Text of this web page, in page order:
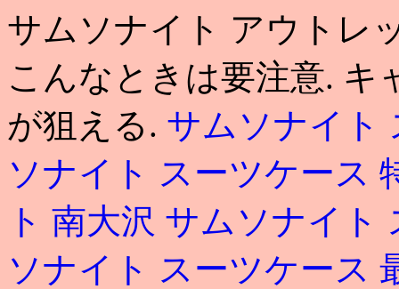
サムソナイト アウトレ
こんなときは要注意. キ
が狙える. サムソナイト
ソナイト スーツケース
ト 南大沢 サムソナイト
ソナイト スーツケース